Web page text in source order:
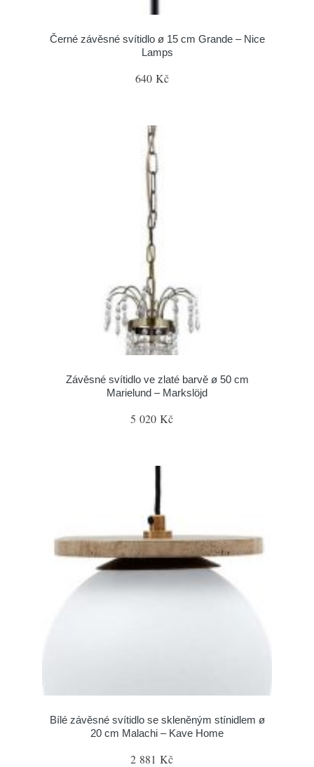
Černé závěsné svítidlo ø 15 cm Grande – Nice
Lamps
640 Kč
Závěsné svítidlo ve zlaté barvě ø 50 cm
Marielund – Markslöjd
5 020 Kč
Bílé závěsné svítidlo se skleněným stínidlem ø
20 cm Malachi – Kave Home
2 881 Kč